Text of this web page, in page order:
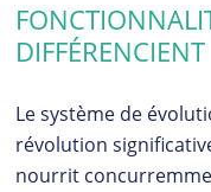
DIFFÉRENCIENT
Le système de
révolution
nourrit